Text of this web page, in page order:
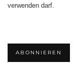
verwenden darf.
ABONNIEREN